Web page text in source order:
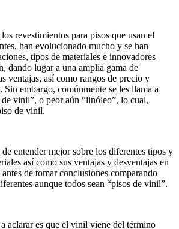
revestimientos para pisos que usan el
han evolucionado mucho y se han
tipos de materiales e innovadores
dando lugar a una amplia gama de
ventajas, así como rangos de precio y
embargo, comúnmente se les llama a
vinil”, o peor aún “linóleo”, lo cual,
de vinil.
entender mejor sobre los diferentes tipos y
así como sus ventajas y desventajas en
de tomar conclusiones comparando
aunque todos sean “pisos de vinil”.
aclarar es que el vinil viene del término